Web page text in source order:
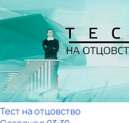
Тест на отцовство